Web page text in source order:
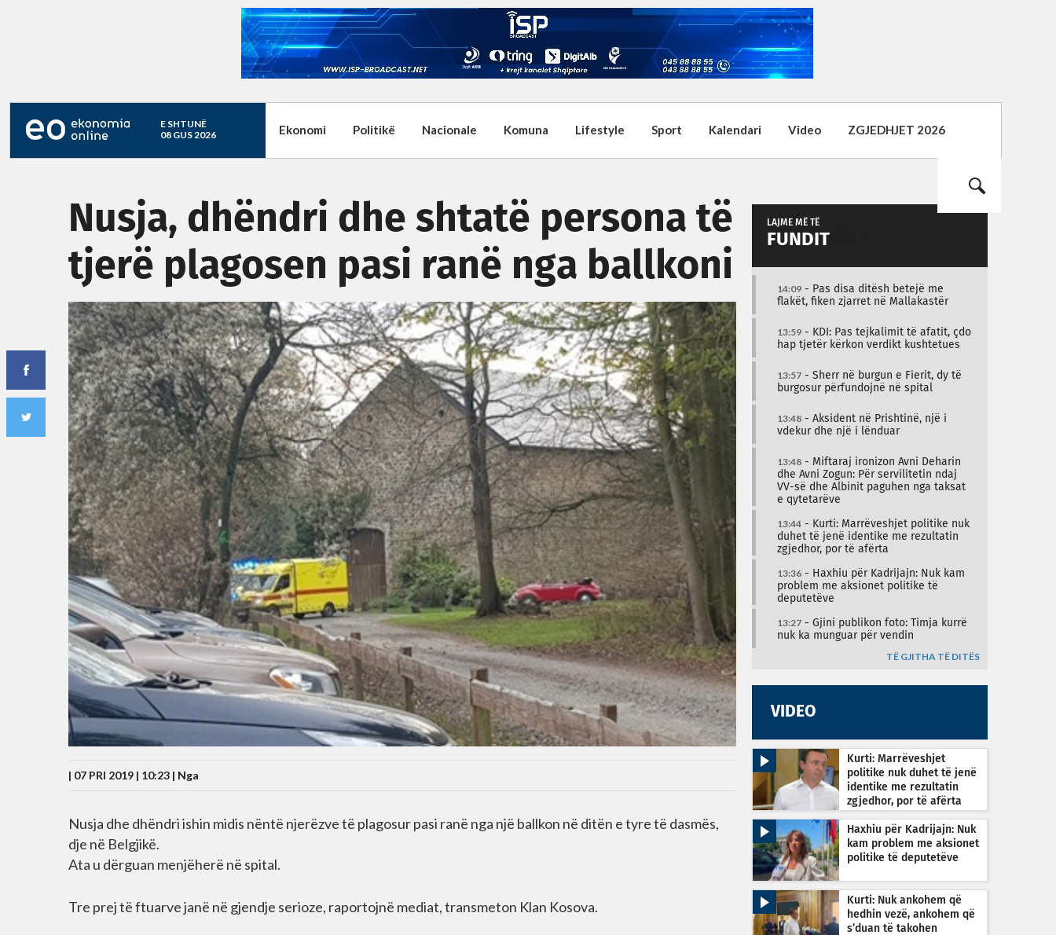
E SHTUNË
08 GUS 2026
Ekonomi Politikë Nacionale Komuna Lifestyle Sport Kalendari Video ZGJEDHJET 2026
Nusja, dhëndri dhe shtatë persona të
tjerë plagosen pasi ranë nga ballkoni
| 07 PRI 2019 | 10:23 | Nga
Nusja dhe dhëndri ishin midis nëntë njerëzve të plagosur pasi ranë nga një ballkon në ditën e tyre të dasmës,
dje në Belgjikë.
Ata u dërguan menjëherë në spital.
Tre prej të ftuarve janë në gjendje serioze, raportojnë mediat, transmeton Klan Kosova.
LAJME MË TË
FUNDIT
14:09 - Pas disa ditësh betejë me
flakët, fiken zjarret në Mallakastër
13:59 - KDI: Pas tejkalimit të afatit, çdo
hap tjetër kërkon verdikt kushtetues
13:57 - Sherr në burgun e Fierit, dy të
burgosur përfundojnë në spital
13:48 - Aksident në Prishtinë, një i
vdekur dhe një i lënduar
13:48 - Miftaraj ironizon Avni Deharin
dhe Avni Zogun: Për servilitetin ndaj
VV-së dhe Albinit paguhen nga taksat
e qytetarëve
13:44 - Kurti: Marrëveshjet politike nuk
duhet të jenë identike me rezultatin
zgjedhor, por të afërta
13:36 - Haxhiu për Kadrijajn: Nuk kam
problem me aksionet politike të
deputetëve
13:27 - Gjini publikon foto: Timja kurrë
nuk ka munguar për vendin
TË GJITHA TË DITËS
VIDEO
Kurti: Marrëveshjet
politike nuk duhet të jenë
identike me rezultatin
zgjedhor, por të afërta
Haxhiu për Kadrijajn: Nuk
kam problem me aksionet
politike të deputetëve
Kurti: Nuk ankohem që
hedhin vezë, ankohem që
s’duan të takohen